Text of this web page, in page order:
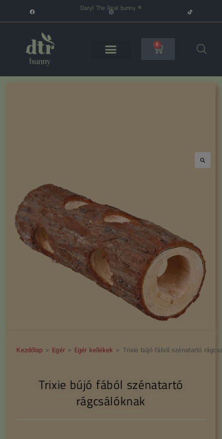
Daryl The Real bunny ®
0
Kezdőlap > Egér > Egér kellékek > Trixie bújó fából szénatartó
Trixie bújó fából szénatartó
rágcsálóknak